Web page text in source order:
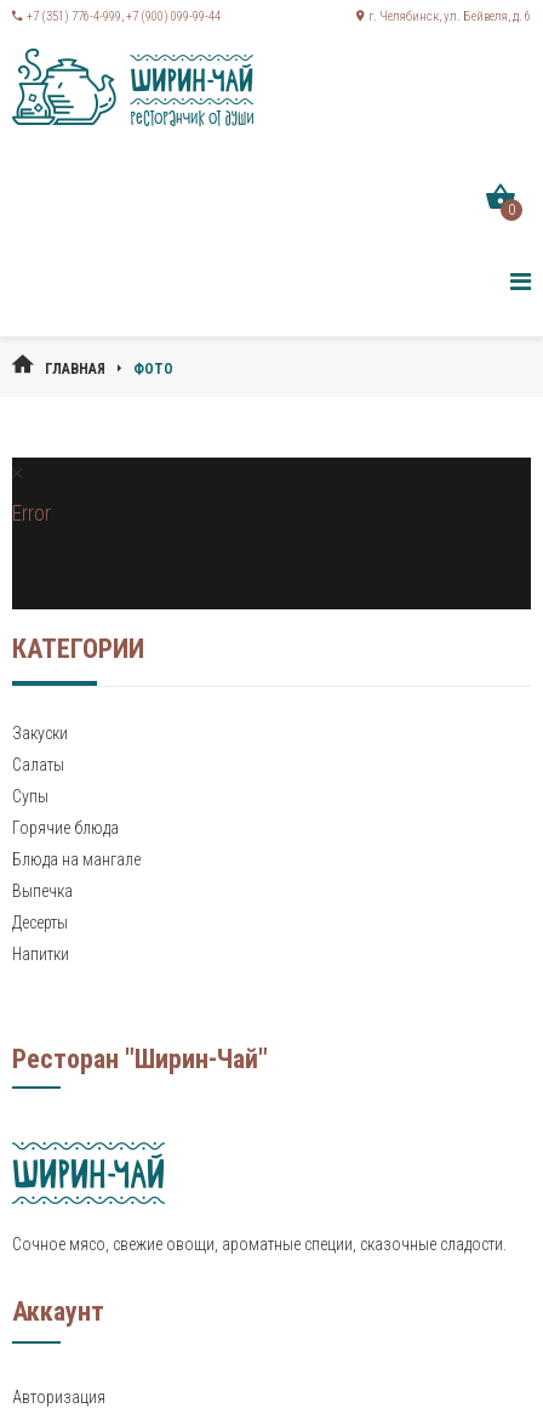
+7 (351) 776-4-999,+7 (900) 099-99-44 г. Челябинск, ул. Бейвеля, д. 6
0
ГЛАВНАЯ ФОТО
Error
КАТЕГОРИИ
Закуски
Салаты
Супы
Горячие блюда
Блюда на мангале
Выпечка
Десерты
Напитки
Ресторан "Ширин-Чай"
Сочное мясо, свежие овощи, ароматные специи, сказочные сладости.
Аккаунт
Авторизация